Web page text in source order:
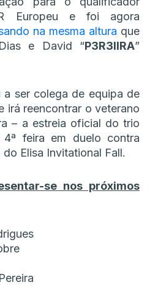
Europeu e foi agora
na mesma altura que
e David “P3R3IIRA”
a ser colega de equipa de
irá reencontrar o veterano
– a estreia oficial do trio
feira em duelo contra
Elisa Invitational Fall.
se nos próximos